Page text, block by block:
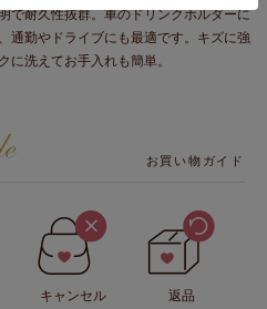
で耐久性抜群。車のドリンクホルダーに
通勤やドライブにも最適です。キズに強
に洗えてお手入れも簡単。
お買い物ガイド
キャンセル 返品